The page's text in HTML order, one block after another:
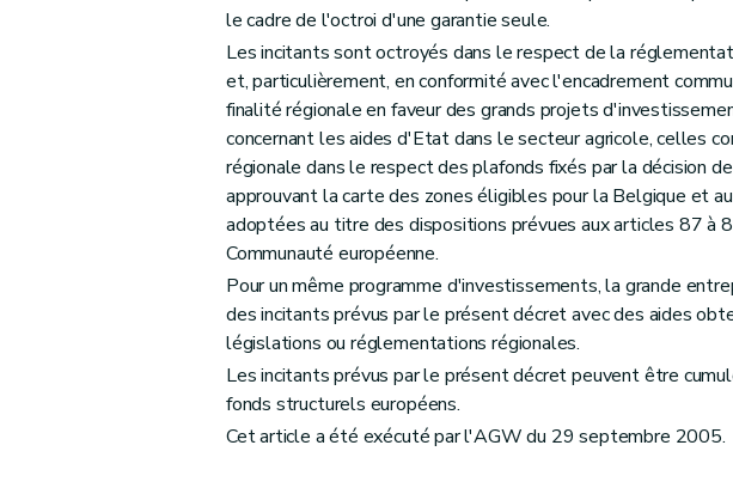
le cadre de l'octroi d'une garantie seule.
Les incitants sont octroyés dans le respect de la
et, particulièrement, en conformité avec l'encadrement
finalité régionale en faveur des grands projets
concernant les aides d'Etat dans le secteur agricole, celles
régionale dans le respect des plafonds fixés par la décision
approuvant la carte des zones éligibles pour la Belgique et
adoptées au titre des dispositions prévues aux articles 87 à
Communauté européenne.
Pour un même programme d'investissements, la grande
des incitants prévus par le présent décret avec des aides
législations ou réglementations régionales.
Les incitants prévus par le présent décret peuvent être
fonds structurels européens.
Cet article a été exécuté par l'AGW du 29 septembre 2005.